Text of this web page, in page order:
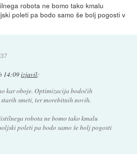
robota ne bomo tako kmalu
poleti pa bodo samo še bolj pogosti v
14:09izjavil:
kar oboje. Optimizacija bodočih
smeti, ter morebitnih novih.
robota ne bomo tako kmalu
poleti pa bodo samo še bolj pogosti